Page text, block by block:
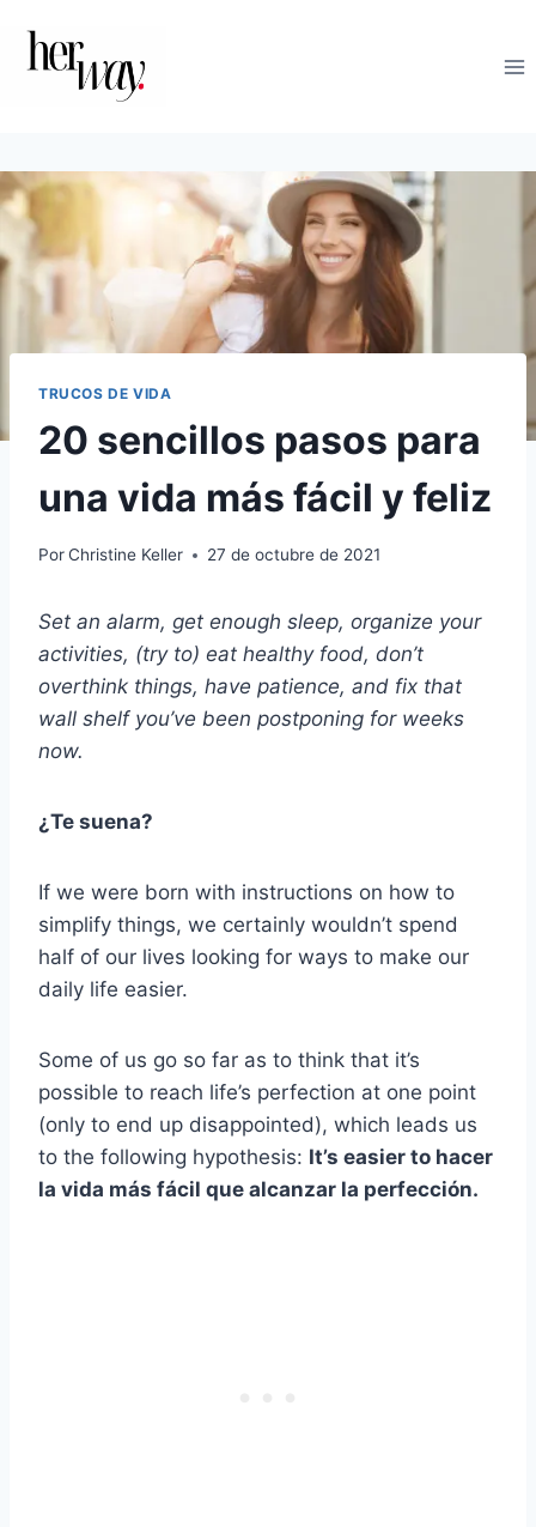
contenido
TRUCOS DE VIDA
20 sencillos pasos para
una vida más fácil y feliz
PorChristine Keller 27 de octubre de 2021
Set an alarm, get enough sleep, organize your
activities, (try to) eat healthy food, don’t
overthink things, have patience, and fix that
wall shelf you’ve been postponing for weeks
now.
¿Te suena?
If we were born with instructions on how to
simplify things, we certainly wouldn’t spend
half of our lives looking for ways to make our
daily life easier.
Some of us go so far as to think that it’s
possible to reach life’s perfection at one point
(only to end up disappointed), which leads us
to the following hypothesis: It’s easier to hacer
la vida más fácil que alcanzar la perfección.